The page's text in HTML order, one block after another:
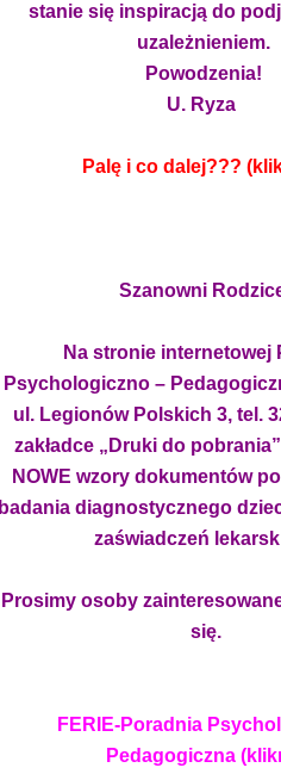
stanie się inspiracją do
uzależnieniem.
Powodzenia!
U. Ryza
Palę i co dalej???
Szanowni
Na stronie internetowej
Psychologiczno –
ul. Legionów Polskich 3, tel.
zakładce „Druki do
NOWE wzory dokumentów
badania diagnostycznego
zaświadczeń
Prosimy osoby
się.
FERIE-Poradnia
Pedagogiczna